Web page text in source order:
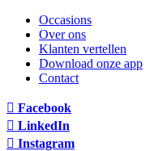
Occasions
Over ons
Klanten vertellen
Download onze app
Contact
Facebook
LinkedIn
Instagram